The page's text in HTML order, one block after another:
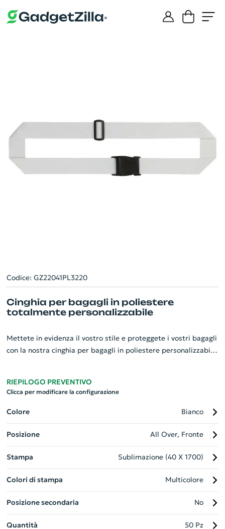
Codice: GZ22041PL3220
Cinghia per bagagli in poliestere
totalmente personalizzabile
Mettete in evidenza il vostro stile e proteggete i vostri bagagli
con la nostra cinghia per bagagli in poliestere personalizzabile.
per le aziende. Realizzato in resistente poliestere, assicura
ai vostri bagagli. Distintiva e pratica, è un dono perfetto per
chi viaggia spesso.
RIEPILOGO PREVENTIVO
Clicca per modificare la configurazione
Colore Bianco
Posizione All Over, Fronte
Stampa Sublimazione (40 X 1700)
Colori di stampa Multicolore
Posizione secondaria No
Quantità 50 Pz